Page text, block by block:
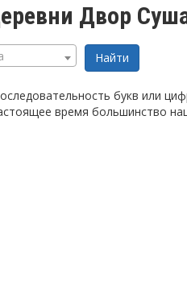
Двор
букв или
время большинство